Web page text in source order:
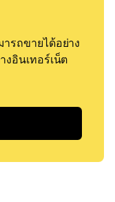
รถขายได้อย่าง
อินเทอร์เน็ต